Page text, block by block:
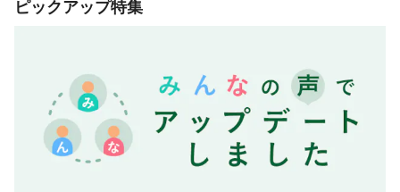
ピックアップ特集